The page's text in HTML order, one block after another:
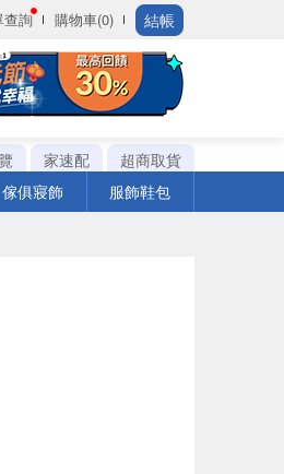
查詢 購物車(0) 結帳
家速配
超商取貨
傢俱寢飾 服飾鞋包